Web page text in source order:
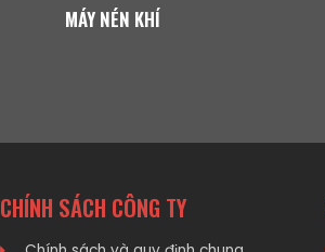
MÁY NÉN KHÍ
CHÍNH SÁCH CÔNG TY